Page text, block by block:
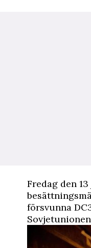
Fredag den
försvunna